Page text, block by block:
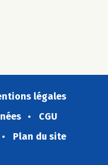
légales
CGU
Plan du site